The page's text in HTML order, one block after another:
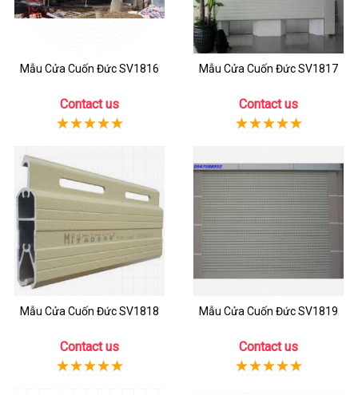
Mẫu Cửa Cuốn Đức SV1816
Contact us
Mẫu Cửa Cuốn Đức SV1817
Contact us
Mẫu Cửa Cuốn Đức SV1818
Contact us
Mẫu Cửa Cuốn Đức SV1819
Contact us